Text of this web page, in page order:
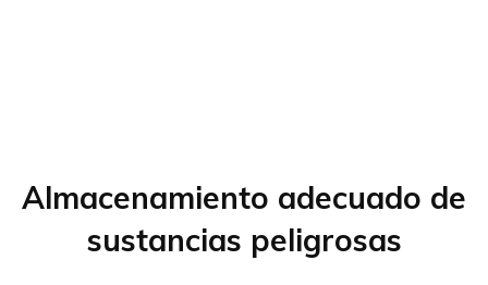
Almacenamiento adecuado de
sustancias peligrosas